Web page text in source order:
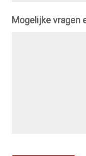
Mogelijke vragen